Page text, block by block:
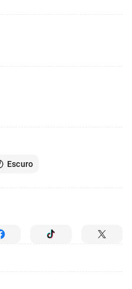
Escuro